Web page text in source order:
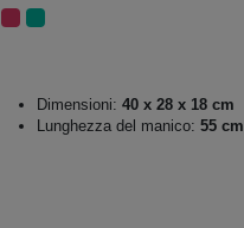
Dimensioni: 40 x 28 x 18 cm
Lunghezza del manico: 55 cm